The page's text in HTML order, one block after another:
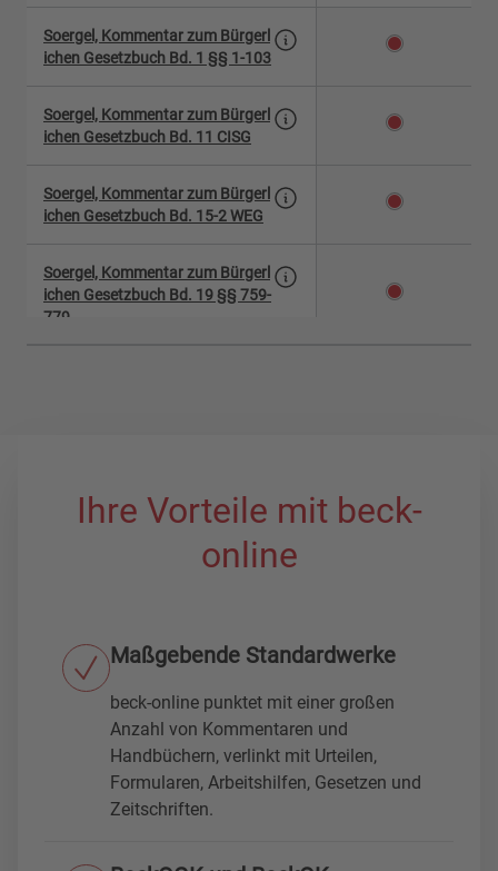
Soergel, Kommentar zum Bürgerl
ichen Gesetzbuch Bd. 1 §§ 1-103
Soergel, Kommentar zum Bürgerl
ichen Gesetzbuch Bd. 11 CISG
Soergel, Kommentar zum Bürgerl
ichen Gesetzbuch Bd. 15-2 WEG
Soergel, Kommentar zum Bürgerl
ichen Gesetzbuch Bd. 19 §§ 759-
779
ichen Gesetzbuch Bd. 2-2 §§ 158
Soergel, Kommentar zum Bürgerl
ichen Gesetzbuch Bd. 24 §§ 101
Soergel, Kommentar zum Bürgerl
ichen Gesetzbuch Bd. 25 WEG
Ihre Vorteile mit beck-
online
Maßgebende Standardwerke
beck-online punktet mit einer großen
Anzahl von Kommentaren und
Handbüchern, verlinkt mit Urteilen,
Formularen, Arbeitshilfen, Gesetzen und
Zeitschriften.